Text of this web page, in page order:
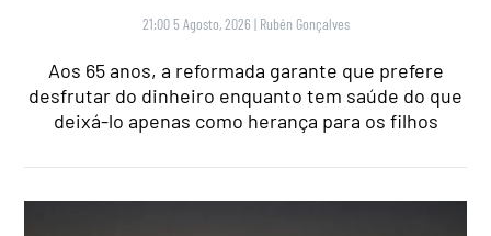
21:00 5 Agosto, 2026 | Rubén Gonçalves
Aos 65 anos, a reformada garante que prefere
desfrutar do dinheiro enquanto tem saúde do que
deixá-lo apenas como herança para os filhos